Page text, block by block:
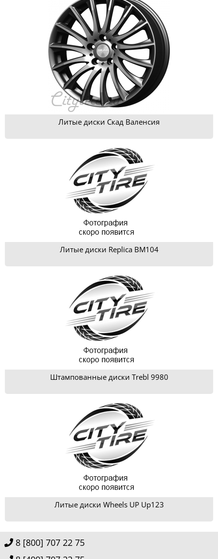
Литые диски Скад Валенсия
Литые диски Replica BM104
Штампованные диски Trebl 9980
Литые диски Wheels UP Up123
8 [800] 707 22 75